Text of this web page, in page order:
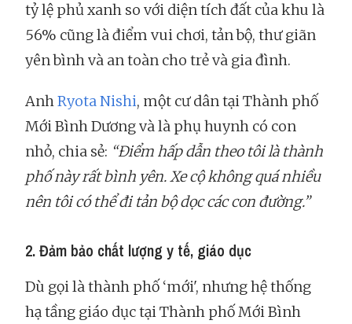
tỷ lệ phủ xanh so với diện tích đất của khu là
56% cũng là điểm vui chơi, tản bộ, thư giãn
yên bình và an toàn cho trẻ và gia đình.
AnhRyota Nishi, một cư dân tại Thành phố
Mới Bình Dương và là phụ huynh có con
nhỏ, chia sẻ: “Điểm hấp dẫn theo tôi là thành
phố này rất bình yên. Xe cộ không quá nhiều
nên tôi có thể đi tản bộ dọc các con đường.”
2. Đảm bảo chất lượng y tế, giáo dục
Dù gọi là thành phố ‘mới', nhưng hệ thống
hạ tầng giáo dục tại Thành phố Mới Bình